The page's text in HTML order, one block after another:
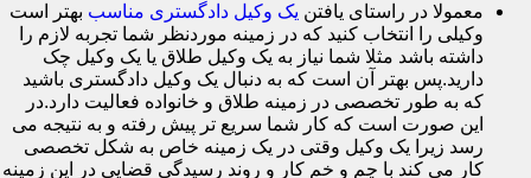
معمولا در راستای یافتن یک وکیل دادگستری مناسب بهتر است
وکیلی را انتخاب کنید که در زمینه موردنظر شما تجربه لازم را
داشته باشد مثلا شما نیاز به یک وکیل طلاق یا یک وکیل چک
دارید.پس بهتر آن است که به دنبال یک وکیل دادگستری باشید
که به طور تخصصی در زمینه طلاق و خانواده فعالیت دارد.در
این صورت است که کار شما سریع تر پیش رفته و به نتیجه می
رسد زیرا یک وکیل وقتی در یک زمینه خاص به شکل تخصصی
کار می کند با چم و خم کار و روند رسیدگی قضایی در این زمینه